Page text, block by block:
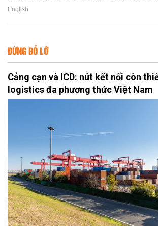
English
ĐỪNG BỎ LỠ
Cảng cạn và ICD: nút kết nối còn
logistics đa phương thức Việt Nam